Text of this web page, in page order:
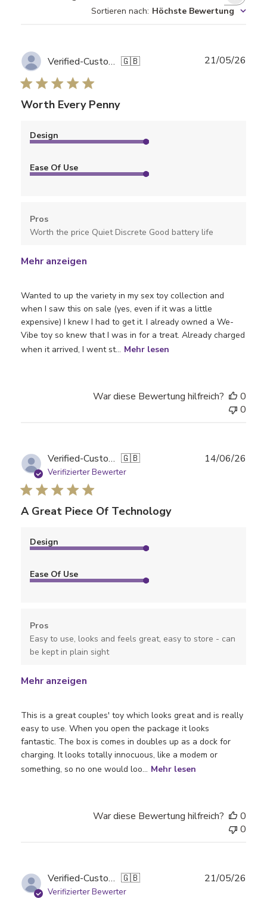
Sortieren nach: Höchste Bewertung
Verified-Customer 🇬🇧
Worth Every Penny
Wanted to up the variety in my sex toy collection and
when I saw this on sale (yes, even if it was a little
expensive) I knew I had to get it. I already owned a We-
Vibe toy so knew that I was in for a treat. Already charged
when it arrived, I went st... Mehr lesen
Design
Ease Of Use
Pros
Worth the price Quiet Discrete Good battery life
Mehr anzeigen
21/05/26
War diese Bewertung hilfreich?
0
0
Verified-Customer 🇬🇧
Verifizierter Bewerter
A Great Piece Of Technology
This is a great couples' toy which looks great and is really
easy to use. When you open the package it looks
fantastic. The box is comes in doubles up as a dock for
charging. It looks totally innocuous, like a modem or
something, so no one would loo... Mehr lesen
Design
Ease Of Use
Pros
Easy to use, looks and feels great, easy to store - can
be kept in plain sight
Mehr anzeigen
14/06/26
War diese Bewertung hilfreich?
0
0
Verified-Customer 🇬🇧
Verifizierter Bewerter
21/05/26